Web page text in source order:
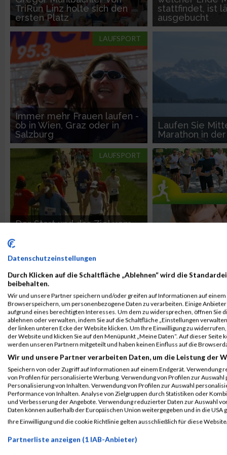
TriRun Linz holte sich den
ersten Platz
stattfindet, ist
ausgebucht
LAUFSPORT
Immer mehr Frauen laufen -
ob in Wien, Graz oder in
Salzburg
Laufen Sie
Marathon in
LAUFSPORT
Der Start und das Ziel vom
« 1 2 3 4 5 6 »
2026 Jänner März March April Mai Juni Juli
2025
Jänner März March April Mai Juni Juli
2024
Jänner März March April Mai Juni Juli
2023
Jänner März March April Mai Juni Juli
2022
Jänner März March April Mai Juni Juli
2021
Jänner März March April Mai Juni Juli
2020
Jänner März March April Mai Juni Juli
2019
Jänner März March April Mai Juni Juli
2018
Jänner März March April Mai Juni Juli
2017
Jänner März March April
Datenschutzeinstellungen
Durch Klicken auf die Schaltfläche „Ablehnen“ wird die
beibehalten.
Wir und unsere Partner speichern und/oder greifen auf Informationen auf einem
Browserspeichern, um personenbezogene Daten zu verarbeiten. Einige
aufgrund eines berechtigten Interesses. Um dem zu widersprechen, öffnen Sie
ablehnen oder verwalten, indem Sie auf die Schaltfläche „Einstellungen
der linken unteren Ecke der Website klicken. Um Ihre Einwilligung zu
der Website und klicken Sie auf den Menüpunkt „Meine Daten“. Auf dieser
werden unseren Partnern mitgeteilt und haben keinen Einfluss auf die
Wir und unsere Partner verarbeiten Daten, um die Leistung der
Speichern von oder Zugriff auf Informationen auf einem Endgerät. Verwendung
von Profilen für personalisierte Werbung. Verwendung von Profilen zur
Personalisierung von Inhalten. Verwendung von Profilen zur Auswahl
Performance von Inhalten. Analyse von Zielgruppen durch Statistiken oder
und Verbesserung der Angebote. Verwendung reduzierter Daten zur Auswahl
Daten können außerhalb der Europäischen Union weitergegeben und in die USA
Ihre Einwilligung und die cookie Richtlinie gelten ausschließlich für diese
Partnerliste anzeigen (1 IAB-Anbieter)